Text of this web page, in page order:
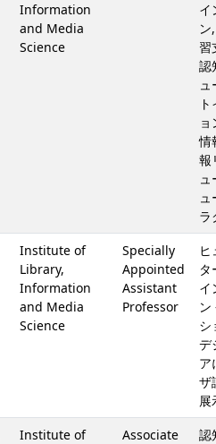
Information
and Media
Science
イ
ン
習
認
ュ
情
報
ュ
ュ
ラ
Institute of
Library,
Information
and Media
Science
Specially
Appointed
Assistant
Professor
ヒ
タ
イ
ン
シ
デ
ア
ザ
展
Institute of
Associate
認